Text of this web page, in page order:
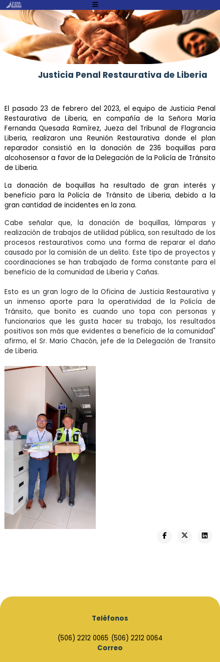
Atención:
Este
cuenta
con
Justicia Penal Restaurativa de Liberia
El pasado 23 de febrero del 2023, el equipo de Justicia Penal
Restaurativa de Liberia, en compañía de la Señora María
Fernanda Quesada Ramírez, Jueza del Tribunal de Flagrancia
Liberia, realizaron una Reunión Restaurativa donde el plan
reparador consistió en la donación de 236 boquillas para
alcohosensor a favor de la Delegación de la Policía de Tránsito
de Liberia.
La donación de boquillas ha resultado de gran interés y
beneficio para la Policía de Tránsito de Liberia, debido a la
gran cantidad de incidentes en la zona.
Cabe señalar que, la donación de boquillas, lámparas y
realización de trabajos de utilidad pública, son resultado de los
procesos restaurativos como una forma de reparar el daño
causado por la comisión de un delito. Este tipo de proyectos y
coordinaciones se han trabajado de forma constante para el
beneficio de la comunidad de Liberia y Cañas.
Esto es un gran logro de la Oficina de Justicia Restaurativa y
un inmenso aporte para la operatividad de la Policía de
Tránsito, que bonito es cuando uno topa con personas y
funcionarios que les gusta hacer su trabajo, los resultados
positivos son más que evidentes a beneficio de la comunidad"
afirmo, el Sr. Mario Chacón, jefe de la Delegación de Transito
de Liberia.
Teléfonos
(506) 2212 0065 (506) 2212 0064
Correo